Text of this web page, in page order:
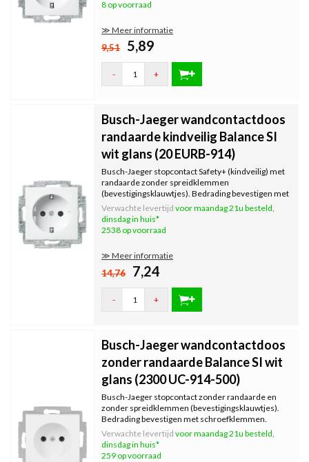
8 op voorraad
≫ Meer informatie
9,51 5,89
- +
Busch-Jaeger wandcontactdoos
randaarde kindveilig Balance SI
wit glans (20 EURB-914)
Busch-Jaeger stopcontact Safety+ (kindveilig) met
randaarde zonder spreidklemmen
(bevestigingsklauwtjes). Bedrading bevestigen met
steekklemmen. Inclusief binnenwerk, exclusief
afdekraam. Serie: Balance SI, kleur: wit glans.
Verwachte levertijd voor maandag 21u besteld,
dinsdag in huis*
2538 op voorraad
≫ Meer informatie
14,76 7,24
- +
Busch-Jaeger wandcontactdoos
zonder randaarde Balance SI wit
glans (2300 UC-914-500)
Busch-Jaeger stopcontact zonder randaarde en
zonder spreidklemmen (bevestigingsklauwtjes).
Bedrading bevestigen met schroefklemmen.
Inclusief binnenwerk, exclusief afdekraam. Serie:
Balance SI, kleur: wit glans.
Verwachte levertijd voor maandag 21u besteld,
dinsdag in huis*
259 op voorraad